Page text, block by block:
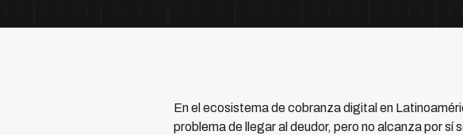
En el ecosistema de cobranza digital en
problema de llegar al deudor, pero no alcanza por